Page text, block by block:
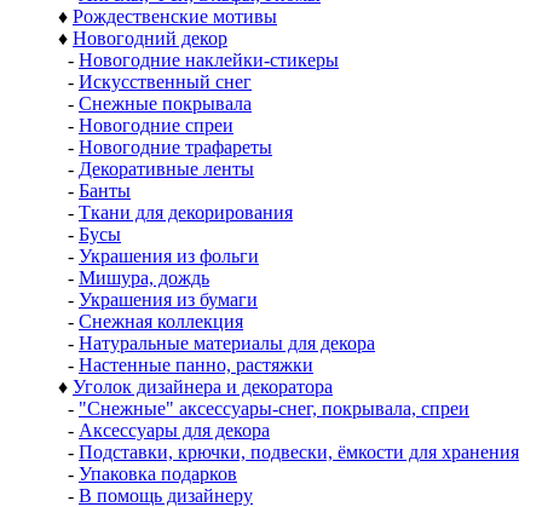
♦ Рождественские мотивы
♦ Новогодний декор
- Новогодние наклейки-стикеры
- Искусственный снег
- Снежные покрывала
- Новогодние спреи
- Новогодние трафареты
- Декоративные ленты
- Банты
- Ткани для декорирования
- Бусы
- Украшения из фольги
- Мишура, дождь
- Украшения из бумаги
- Снежная коллекция
- Натуральные материалы для декора
- Настенные панно, растяжки
♦ Уголок дизайнера и декоратора
- "Снежные" аксессуары-снег, покрывала, спреи
- Аксессуары для декора
- Подставки, крючки, подвески, ёмкости для хранения
- Упаковка подарков
- В помощь дизайнеру